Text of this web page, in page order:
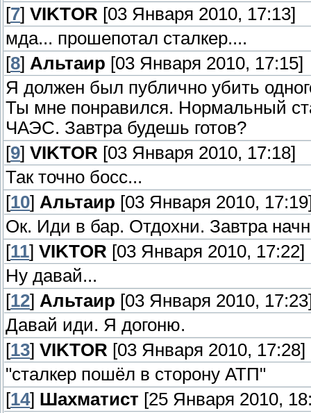
[7] VIKTOR [03 Января 2010, 17:13]
мда... прошепотал сталкер....
[8] Альтаир [03 Января 2010, 17:15]
Я должен был публично убить
Ты мне понравился. Нормальный
ЧАЭС. Завтра будешь готов?
[9] VIKTOR [03 Января 2010, 17:18]
Так точно босс...
[10] Альтаир [03 Января 2010,
Ок. Иди в бар. Отдохни. Завтра
[11] VIKTOR [03 Января 2010, 17:22]
Ну давай...
[12] Альтаир [03 Января 2010,
Давай иди. Я догоню.
[13] VIKTOR [03 Января 2010, 17:28]
"сталкер пошёл в сторону АТП"
[14] Шахматист [25 Января 2010,